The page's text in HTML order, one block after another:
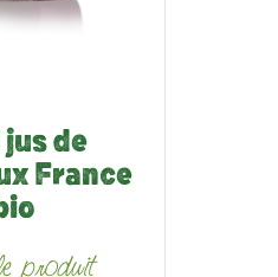
de
France
produit